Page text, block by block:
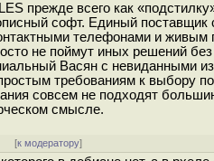
прежде всего как
софт. Единый
телефонами и живым
не поймут иных решений
Васян с невиданными
требованиям к выбору
совсем не подходят
смысле.
[к модератору]